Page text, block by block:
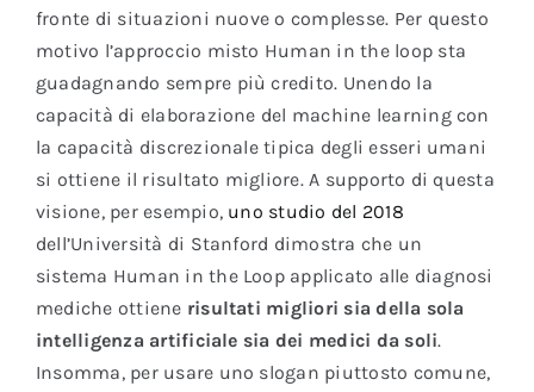
fronte di situazioni nuove o complesse. Per questo
motivo l’approccio misto Human in the loop sta
guadagnando sempre più credito. Unendo la
capacità di elaborazione del machine learning con
la capacità discrezionale tipica degli esseri umani
si ottiene il risultato migliore. A supporto di questa
visione, per esempio, uno studio del 2018
dell’Università di Stanford dimostra che un
sistema Human in the Loop applicato alle diagnosi
mediche ottiene risultati migliori sia della sola
intelligenza artificiale sia dei medici da soli.
Insomma, per usare uno slogan piuttosto comune,